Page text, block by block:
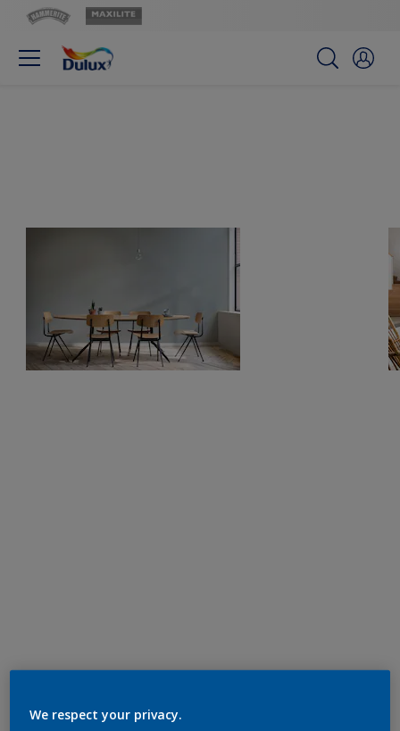
We respect your privacy.